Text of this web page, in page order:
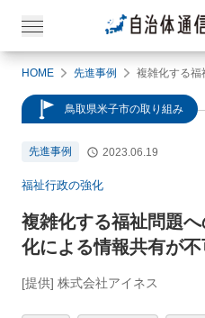
HOME 先進事例
鳥取県米子市の取り組み
先進事例 2023.06.19
福祉行政の強化
複雑化する福祉問題へ
化による情報共有が不
[提供] 株式会社アイネス